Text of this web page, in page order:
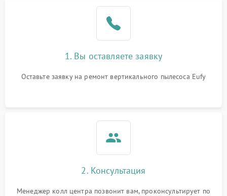
1. Вы оставляете заявку
Оставьте заявку на ремонт вертикального пылесоса Eufy
2. Консультация
Менеджер колл центра позвонит вам, проконсультирует по